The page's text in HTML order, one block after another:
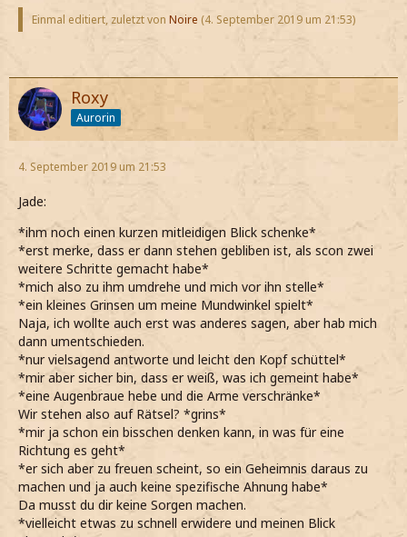
Einmal editiert, zuletzt von Noire (4. September 2019 um 21:53)
Roxy
Aurorin
4. September 2019 um 21:53
Jade:
*ihm noch einen kurzen mitleidigen Blick schenke*
*erst merke, dass er dann stehen gebliben ist, als scon zwei
weitere Schritte gemacht habe*
*mich also zu ihm umdrehe und mich vor ihn stelle*
*ein kleines Grinsen um meine Mundwinkel spielt*
Naja, ich wollte auch erst was anderes sagen, aber hab mich
dann umentschieden.
*nur vielsagend antworte und leicht den Kopf schüttel*
*mir aber sicher bin, dass er weiß, was ich gemeint habe*
*eine Augenbraue hebe und die Arme verschränke*
Wir stehen also auf Rätsel? *grins*
*mir ja schon ein bisschen denken kann, in was für eine
Richtung es geht*
*er sich aber zu freuen scheint, so ein Geheimnis daraus zu
machen und ja auch keine spezifische Ahnung habe*
Da musst du dir keine Sorgen machen.
*vielleicht etwas zu schnell erwidere und meinen Blick